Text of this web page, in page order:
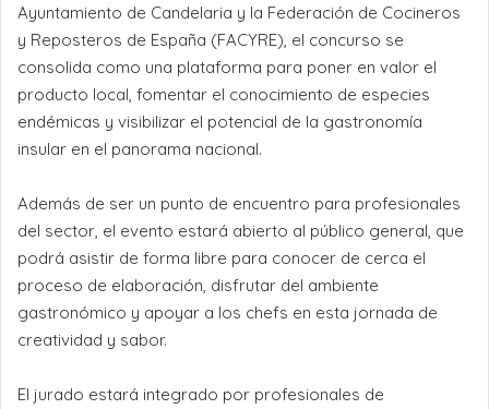
Ayuntamiento de Candelaria y la Federación de Cocineros
y Reposteros de España (FACYRE), el concurso se
consolida como una plataforma para poner en valor el
producto local, fomentar el conocimiento de especies
endémicas y visibilizar el potencial de la gastronomía
insular en el panorama nacional.
Además de ser un punto de encuentro para profesionales
del sector, el evento estará abierto al público general, que
podrá asistir de forma libre para conocer de cerca el
proceso de elaboración, disfrutar del ambiente
gastronómico y apoyar a los chefs en esta jornada de
creatividad y sabor.
El jurado estará integrado por profesionales de